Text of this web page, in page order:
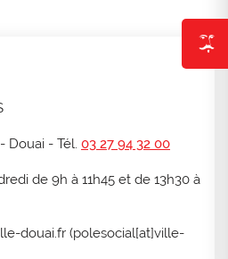
Douai - Tél. 03 27 94 32 00
de 9h à 11h45 et de 13h30 à
douai.fr (polesocial[at]ville-